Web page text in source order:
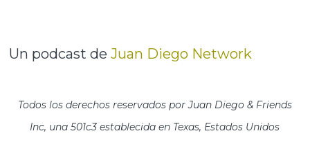
Un podcast deJuan Diego Network
Todos los derechos reservados por Juan Diego & Friends
Inc, una 501c3 establecida en Texas, Estados Unidos